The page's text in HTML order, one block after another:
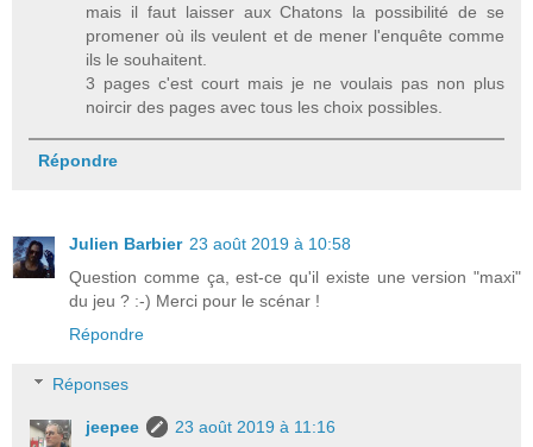
mais il faut laisser aux Chatons la possibilité de se
promener où ils veulent et de mener l'enquête comme
ils le souhaitent.
3 pages c'est court mais je ne voulais pas non plus
noircir des pages avec tous les choix possibles.
Répondre
Julien Barbier 23 août 2019 à 10:58
Question comme ça, est-ce qu'il existe une version "maxi"
du jeu ? :-) Merci pour le scénar !
Répondre
Réponses
jeepee
23 août 2019 à 11:16